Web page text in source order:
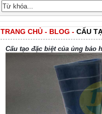
TRANG CHỦ - BLOG - CẤU
Cấu tạo đặc biệt của ủng bảo